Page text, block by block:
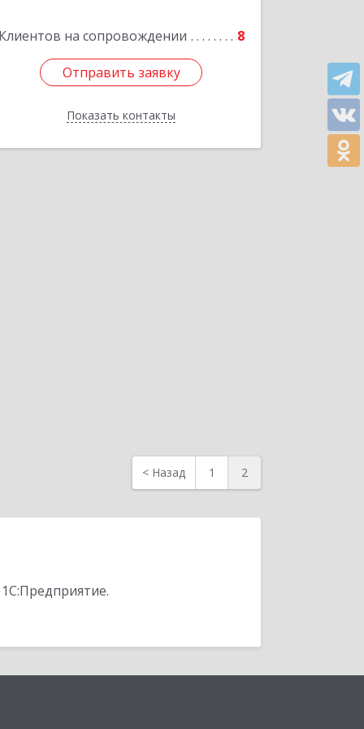
Клиентов на сопровождении 8
Отправить заявку
Показать контакты
Отправить заявку
Назад
< Назад 1 2